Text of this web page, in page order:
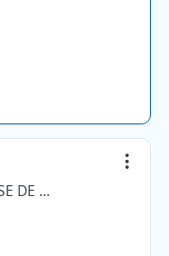
INT. UNIV DE TECNOLOGIA ANTONIO JOSE DE SUCRE